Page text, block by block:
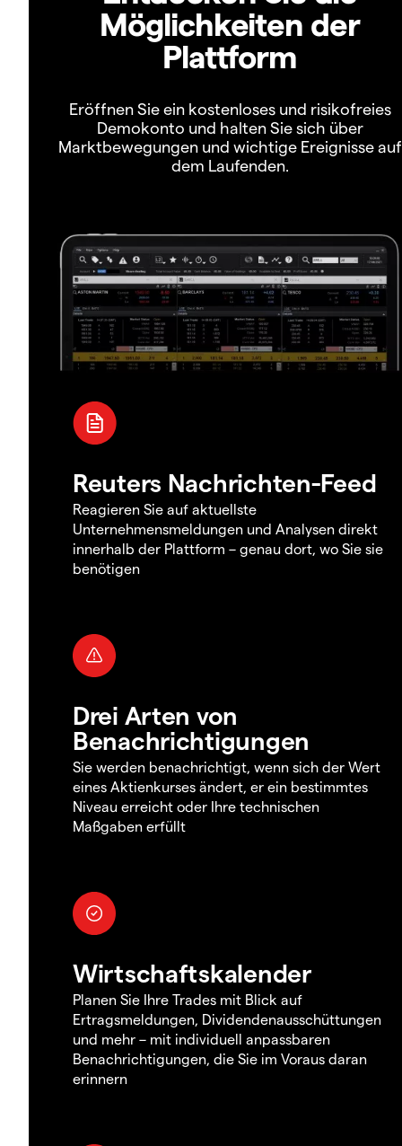
Möglichkeiten der
Plattform
Eröffnen Sie ein kostenloses und risikofreies
Demokonto und halten Sie sich über
Marktbewegungen und wichtige Ereignisse auf
dem Laufenden.
Reuters Nachrichten-Feed
Reagieren Sie auf aktuellste
Unternehmensmeldungen und Analysen direkt
innerhalb der Plattform – genau dort, wo Sie sie
benötigen
Drei Arten von
Benachrichtigungen
Sie werden benachrichtigt, wenn sich der Wert
eines Aktienkurses ändert, er ein bestimmtes
Niveau erreicht oder Ihre technischen
Maßgaben erfüllt
Wirtschaftskalender
Planen Sie Ihre Trades mit Blick auf
Ertragsmeldungen, Dividendenausschüttungen
und mehr – mit individuell anpassbaren
Benachrichtigungen, die Sie im Voraus daran
erinnern